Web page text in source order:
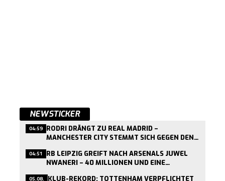
NEWSTICKER
04:59 RODRI DRÄNGT ZU REAL MADRID –
MANCHESTER CITY STEMMT SICH GEGEN DEN
04:51 RB LEIPZIG GREIFT NACH ARSENALS JUWEL
NWANERI – 40 MILLIONEN UND EINE
05.08. KLUB-REKORD: TOTTENHAM VERPFLICHTET